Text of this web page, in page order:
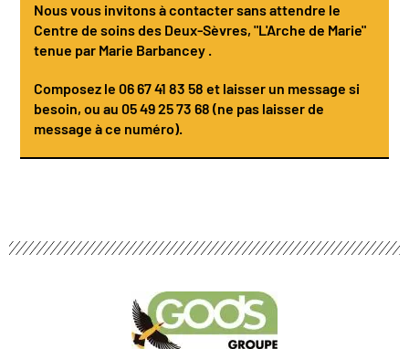
Nous vous invitons à contacter sans attendre le
Centre de soins des Deux-Sèvres, "L'Arche de Marie"
tenue par Marie Barbancey .
Composez le06 67 41 83 58 et laisser un message si
besoin, ou au 05 49 25 73 68 (ne pas laisser de
message à ce numéro).